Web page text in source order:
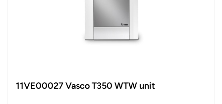
11VE00027 Vasco T350 WTW unit